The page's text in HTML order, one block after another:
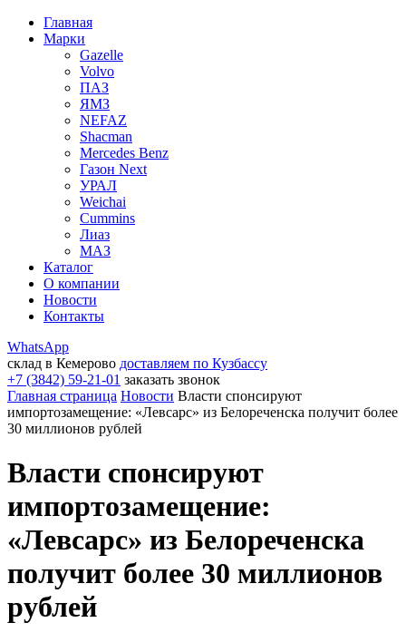
Главная
Марки
Gazelle
Volvo
ПАЗ
ЯМЗ
NEFAZ
Shacman
Mercedes Benz
Газон Next
УРАЛ
Weichai
Cummins
Лиаз
МАЗ
Каталог
О компании
Новости
Контакты
WhatsApp
склад в Кемерово доставляем по Кузбассу
+7 (3842) 59-21-01 заказать звонок
Главная страница Новости Власти спонсируют
импортозамещение: «Левсарс» из Белореченска получит более
30 миллионов рублей
Власти спонсируют
импортозамещение:
«Левсарс» из Белореченска
получит более 30 миллионов
рублей